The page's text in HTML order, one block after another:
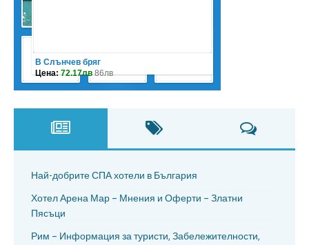
Най-добрите СПА хотели в България
Хотел Арена Мар – Мнения и Оферти – Златни
Пясъци
Рим – Информация за туристи, Забележителности,